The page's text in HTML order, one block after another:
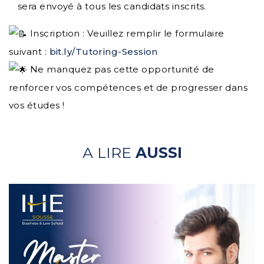
sera envoyé à tous les candidats inscrits.
Inscription : Veuillez remplir le formulaire
suivant : bit.ly/Tutoring-Session
Ne manquez pas cette opportunité de
renforcer vos compétences et de progresser dans
vos études !
A LIRE AUSSI